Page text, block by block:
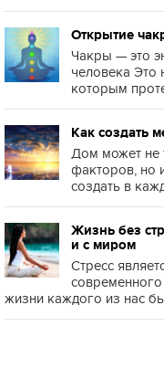
Открытие
Чакры — это
человека Это
которым
Как создать
Дом может не
факторов, но
создать в
Жизнь без
и с миром
Стресс
жизни каждого из нас